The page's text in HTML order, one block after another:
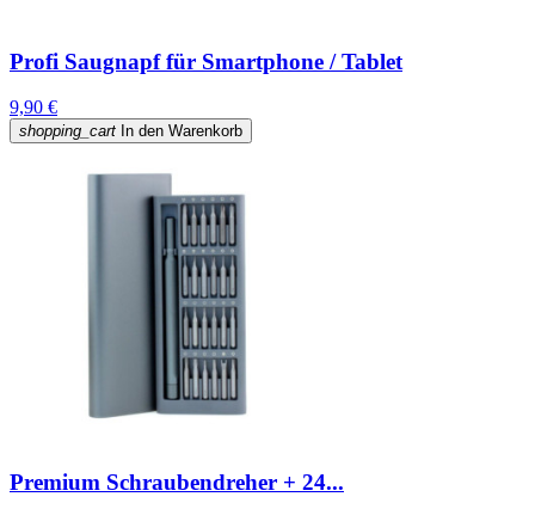
Profi Saugnapf für Smartphone / Tablet
9,90 €
shopping_cart In den Warenkorb
Premium Schraubendreher + 24...